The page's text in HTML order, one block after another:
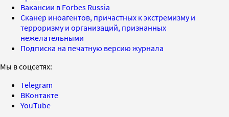
Вакансии в Forbes Russia
Сканер иноагентов, причастных к экстремизму и
терроризму и организаций, признанных
нежелательными
Подписка на печатную версию журнала
Мы в соцсетях:
Telegram
ВКонтакте
YouTube